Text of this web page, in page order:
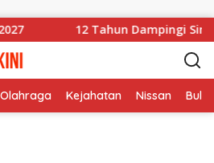
12 Tahun Dampingi
Kejahatan Nissan